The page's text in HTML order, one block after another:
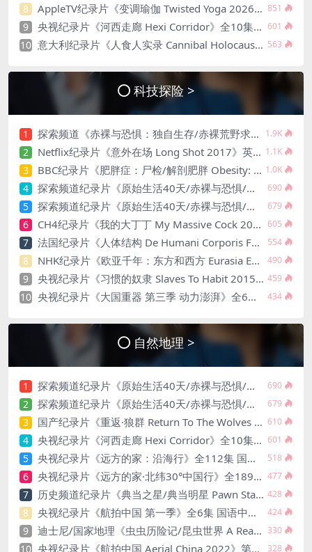
8 AppleTV纪录片《变调瑜伽 Twisted Yoga 2026》全3集 英语中英双字 无水印纯净版 1080P/MKV/10G 瑜伽大师背后的真相 851
9 央视纪录片《河西走廊 Hexi Corridor》全10集 汉语中字 1080P/MP4/10.84G 高清百度网盘下载 601
10 意大利纪录片《人食人实录 Cannibal Holocaust 1980》英语中英双字 无水印纯净版 4K超清/2160P/MKV/19G 亚马逊食人族（伪纪录恐怖片） 563
科技探险 >
1 探索频道《赤裸与恐惧：独自生存/赤裸荒野求生 Naked and Afraid: Solo 2023》第一季全8集 英语中英双字 官方纯净版 高码1080P/MKV/45.4G 1.9K
2 Netflix纪录片《意外在场 Long Shot 2017》英语中字 720P/NKV/1.06GB 美国谋杀误判案件 1.1K
3 BBC纪录片《肥胖症：尸检/解剖肥胖 Obesity: The Post Mortem 2016》英语中英双字 无水印纯净版 1080P/MKV/1.03G 1.0K
4 探索频道纪录片《原始生活40天/赤裸与恐惧/原始求生 Naked and Afraid XL 》第五季全13集 英语中英双字 有水印 1080P/MP4/20.3G 690
5 探索频道纪录片《原始生活40天/赤裸与恐惧/赤裸荒野求生 Naked and Afraid XL 2020》第六季全15集 英语中英双字 官方纯净原版 1080P/MP4/26.4G 679
6 CH4纪录片《我的大丁丁 My Massive Cock 2022》英语中英双字 官方纯净版 1080P/MKV/1.64G 丁丁缩小手术 605
7 法国纪录片《人体结构 De Humani Corporis Fabrica 2022》法语中英双字 官方纯净版 1080P/MKV/4.45G 人体万花胴 554
8 NHK纪录片《欧亚千年：东方和西方 Eurasia East and West 2004》全8集 英语英字AVI/5.6GB 欧亚大陆纪交汇融合的历史录片 490
9 央视纪录片《习惯的奴隶 Slaves To Habit 2015》 国语中字 1080P/MKV/838M 习惯的奴隶 459
10 央视纪录片《大国重器 第三季 动力澎湃》全6集 国语中字 1080P/MP4/5.31G 超级工程的背后 434
自然地理 >
1 探索频道纪录片《原始生活40天/赤裸与恐惧/原始求生 Naked and Afraid XL 》第五季全13集 英语中英双字 有水印 1080P/MP4/20.3G 690
2 探索频道纪录片《原始生活40天/赤裸与恐惧/赤裸荒野求生 Naked and Afraid XL 2020》第六季全15集 英语中英双字 官方纯净原版 1080P/MP4/26.4G 679
3 国产纪录片《重返·狼群 Return To The Wolves 2017》国语中字 1080P/MP4/4.13GB 狼王重返草原纪录片 610
4 央视纪录片《河西走廊 Hexi Corridor》全10集 汉语中字 1080P/MP4/10.84G 高清百度网盘下载 601
5 央视纪录片《远方的家：沿海行》全112集 国语中字 720P/MKV/171G 史诗级中国沿海地区风采 518
6 央视纪录片《远方的家·北纬30°中国行》全189集 标清/MP4/46.6G 百度网盘下载 477
7 历史频道纪录片《典当之星/典当明星 Pawn Stars 2009-2022》第1-19季共415集 英语外挂中字 官方版 1080P/MP4/322G 428
8 央视纪录片《航拍中国 第一季》全6集 国语中字 720P/TS/10.5G 全景式俯瞰美丽新中国 424
9 迪士尼/国家地理《虫虫历险记/昆虫世界 A Real Bug’s Life 2024》第一季全5集 英语多国中字 无水印纯净版 4K超清/2160P/MKV/15.6G 330
10 央视纪录片《航拍中国 Aerial China 2022》第四季全10集 国语中字 1080P/MKV/12.5G 空中看中国 328